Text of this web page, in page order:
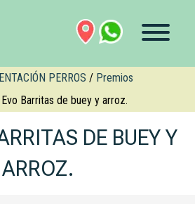
PERROS / Premios
Barritas de buey y arroz.
DE BUEY Y
ARROZ.